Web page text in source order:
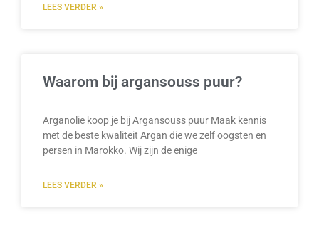
LEES VERDER »
Waarom bij argansouss puur?
Arganolie koop je bij Argansouss puur Maak kennis
met de beste kwaliteit Argan die we zelf oogsten en
persen in Marokko. Wij zijn de enige
LEES VERDER »